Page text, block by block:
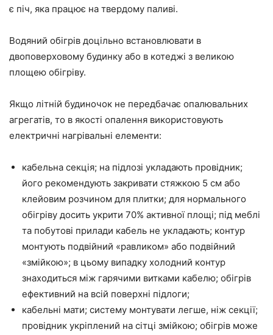
є піч, яка працює на твердому паливі.
Водяний обігрів доцільно встановлювати в
двоповерховому будинку або в котеджі з великою
площею обігріву.
Якщо літній будиночок не передбачає опалювальних
агрегатів, то в якості опалення використовують
електричні нагрівальні елементи:
кабельна секція; на підлозі укладають провідник;
його рекомендують закривати стяжкою 5 см або
клейовим розчином для плитки; для нормального
обігріву досить укрити 70% активної площі; під меблі
та побутові прилади кабель не укладають; контур
монтують подвійний «равликом» або подвійний
«змійкою»; в цьому випадку холодний контур
знаходиться між гарячими витками кабелю; обігрів
ефективний на всій поверхні підлоги;
кабельні мати; систему монтувати легше, ніж секції;
провідник укріплений на сітці змійкою; обігрів може